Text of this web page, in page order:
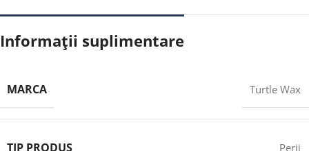
Informații suplimentare
MARCA Turtle Wax
TIP PRODUS Perii